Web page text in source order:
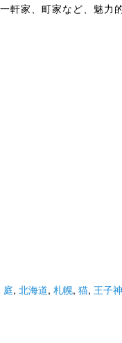
軒家、町家など、魅力
庭, 北海道, 札幌, 猫, 王子